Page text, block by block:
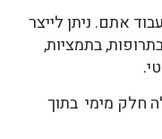
אתם. ניתן לייצר
בתמציות,
חלק מימי בתוך